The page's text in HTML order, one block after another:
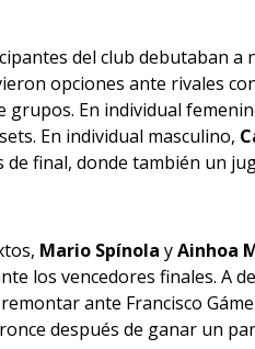
del club debutaban a
opciones ante rivales
grupos. En individual
En individual masculino,
de final, donde también un
Mario Spínola yAinhoa
los vencedores finales. A
ante Francisco
después de ganar un